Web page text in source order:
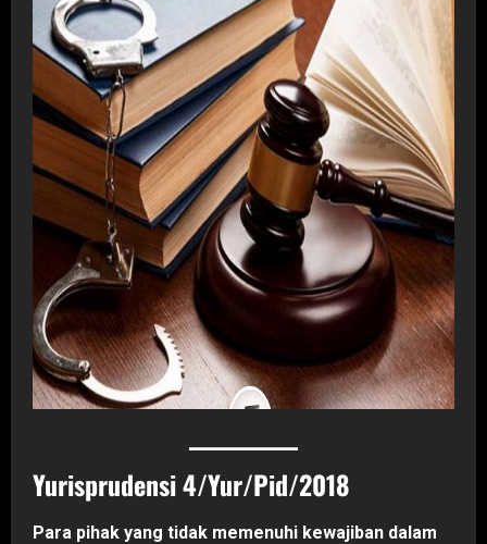
Yurisprudensi 4/Yur/Pid/2018
Para pihak yang tidak memenuhi kewajiban dalam